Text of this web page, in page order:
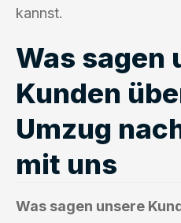
kannst.
Was sagen
Kunden
Umzug
mit uns
Was sagen unsere